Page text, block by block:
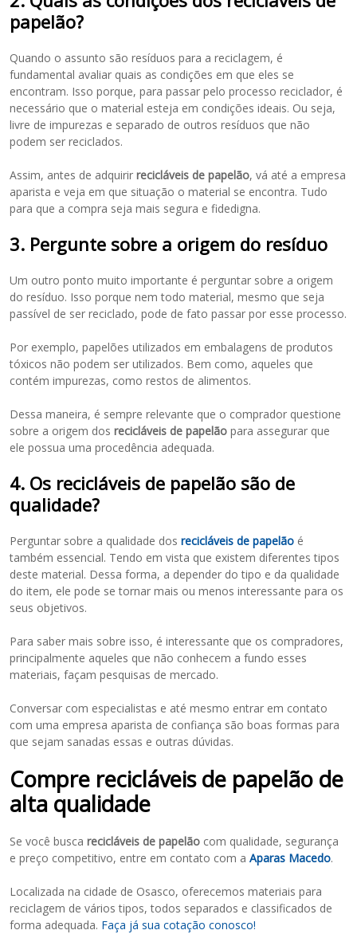
papelão?
Quando o assunto são resíduos para a reciclagem, é
fundamental avaliar quais as condições em que eles se
encontram. Isso porque, para passar pelo processo reciclador, é
necessário que o material esteja em condições ideais. Ou seja,
livre de impurezas e separado de outros resíduos que não
podem ser reciclados.
Assim, antes de adquirirrecicláveis de papelão, vá até a empresa
aparista e veja em que situação o material se encontra. Tudo
para que a compra seja mais segura e fidedigna.
3. Pergunte sobre a origem do resíduo
Um outro ponto muito importante é perguntar sobre a origem
do resíduo. Isso porque nem todo material, mesmo que seja
passível de ser reciclado, pode de fato passar por esse processo.
Por exemplo, papelões utilizados em embalagens de produtos
tóxicos não podem ser utilizados. Bem como, aqueles que
contém impurezas, como restos de alimentos.
Dessa maneira, é sempre relevante que o comprador questione
sobre a origem dosrecicláveis de papelãopara assegurar que
ele possua uma procedência adequada.
4. Os recicláveis de papelão são de
qualidade?
Perguntar sobre a qualidade dosrecicláveis de papelão é
também essencial. Tendo em vista que existem diferentes tipos
deste material. Dessa forma, a depender do tipo e da qualidade
do item, ele pode se tornar mais ou menos interessante para os
seus objetivos.
Para saber mais sobre isso, é interessante que os compradores,
principalmente aqueles que não conhecem a fundo esses
materiais, façam pesquisas de mercado.
Conversar com especialistas e até mesmo entrar em contato
com uma empresa aparista de confiança são boas formas para
que sejam sanadas essas e outras dúvidas.
Compre recicláveis de papelão de
alta qualidade
Se você buscarecicláveis de papelão com qualidade, segurança
e preço competitivo, entre em contato com aAparas Macedo.
Localizada na cidade de Osasco, oferecemos materiais para
reciclagem de vários tipos, todos separados e classificados de
forma adequada. Faça já sua cotação conosco!